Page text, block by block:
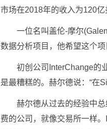
市场在2018年的收入为120亿
一位名叫盖伦-摩尔
数据分析项目，他希望这个
初创公司InterChange的
是最糟糕的。赫尔德说：“在
赫尔德从过去的经验中
费的公司，就像交易所一样